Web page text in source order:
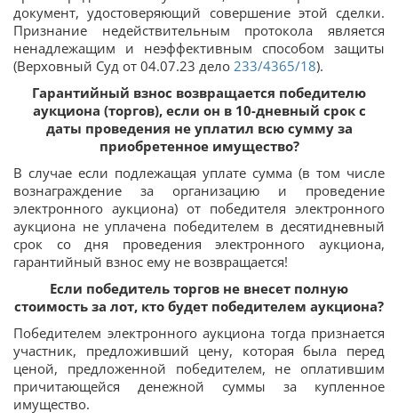
документ, удостоверяющий совершение этой сделки.
Признание недействительным протокола является
ненадлежащим и неэффективным способом защиты
(Верховный Суд от 04.07.23 дело 233/4365/18).
Гарантийный взнос возвращается победителю
аукциона (торгов), если он в 10-дневный срок с
даты проведения не уплатил всю сумму за
приобретенное имущество?
В случае если подлежащая уплате сумма (в том числе
вознаграждение за организацию и проведение
электронного аукциона) от победителя электронного
аукциона не уплачена победителем в десятидневный
срок со дня проведения электронного аукциона,
гарантийный взнос ему не возвращается!
Если победитель торгов не внесет полную
стоимость за лот, кто будет победителем аукциона?
Победителем электронного аукциона тогда признается
участник, предложивший цену, которая была перед
ценой, предложенной победителем, не оплатившим
причитающейся денежной суммы за купленное
имущество.